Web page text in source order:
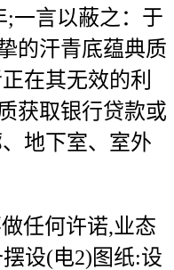
;一言以蔽之：于
的汗青底蕴典质
在其无效的利
获取银行贷款或
地下室、室外
任何许诺,业态
设(电2)图纸:设